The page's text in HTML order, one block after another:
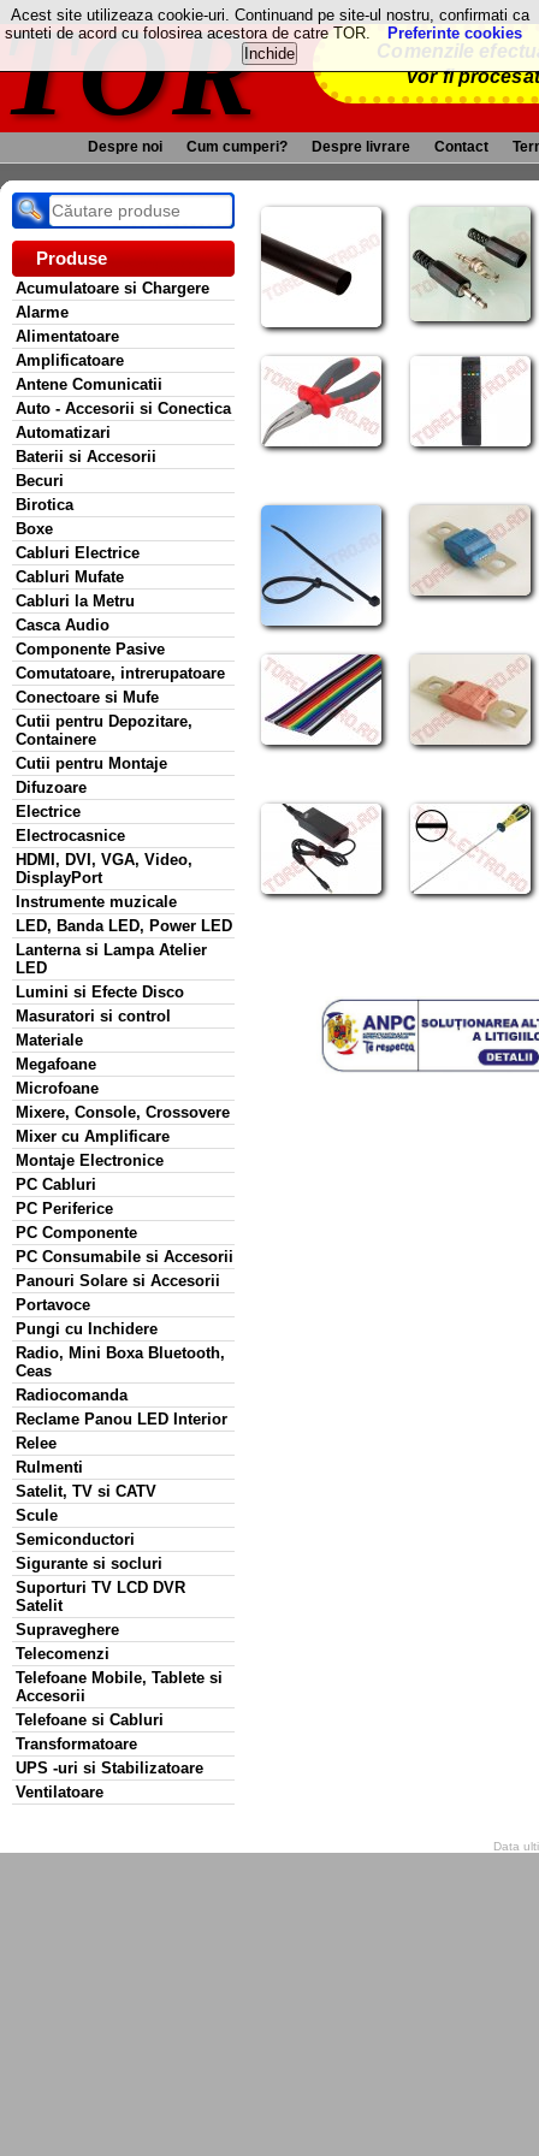
TOR
Comenzile
vor fi
Despre noi Cum cumperi? Despre livrare Contact
Produse
Acumulatoare si Chargere
Alarme
Alimentatoare
Amplificatoare
Antene Comunicatii
Auto - Accesorii si Conectica
Automatizari
Baterii si Accesorii
Becuri
Birotica
Boxe
Cabluri Electrice
Cabluri Mufate
Cabluri la Metru
Casca Audio
Componente Pasive
Comutatoare, intrerupatoare
Conectoare si Mufe
Cutii pentru Depozitare,
Containere
Cutii pentru Montaje
Difuzoare
Electrice
Electrocasnice
HDMI, DVI, VGA, Video,
DisplayPort
Instrumente muzicale
LED, Banda LED, Power LED
Lanterna si Lampa Atelier
LED
Lumini si Efecte Disco
Masuratori si control
Materiale
Megafoane
Microfoane
Mixere, Console, Crossovere
Mixer cu Amplificare
Montaje Electronice
PC Cabluri
PC Periferice
PC Componente
PC Consumabile si Accesorii
Panouri Solare si Accesorii
Portavoce
Pungi cu Inchidere
Radio, Mini Boxa Bluetooth,
Ceas
Radiocomanda
Reclame Panou LED Interior
Relee
Rulmenti
Satelit, TV si CATV
Scule
Semiconductori
Sigurante si socluri
Suporturi TV LCD DVR
Satelit
Supraveghere
Telecomenzi
Telefoane Mobile, Tablete si
Accesorii
Telefoane si Cabluri
Transformatoare
UPS -uri si Stabilizatoare
Ventilatoare
Data
Acest site utilizeaza cookie-uri. Continuand pe site-ul nostru, confirmati ca
sunteti de acord cu folosirea acestora de catre TOR.
Preferinte cookies